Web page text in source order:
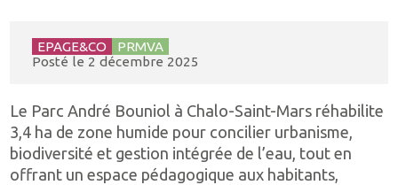
EPAGE&CO
PRMVA
Posté le 2 décembre 2025
Le Parc André Bouniol à Chalo-Saint-Mars réhabilite
3,4 ha de zone humide pour concilier urbanisme,
biodiversité et gestion intégrée de l’eau, tout en
offrant un espace pédagogique aux habitants,